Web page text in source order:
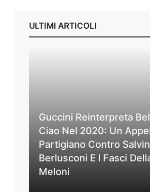
ULTIMI ARTICOLI
Guccini Reinterpreta
Ciao Nel 2020: Un
Partigiano Contro
Berlusconi E I Fasci
Meloni